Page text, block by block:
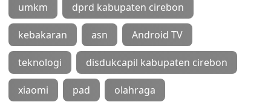
umkm dprd kabupaten cirebon
kebakaran asn Android TV
teknologi disdukcapil kabupaten cirebon
xiaomi pad olahraga